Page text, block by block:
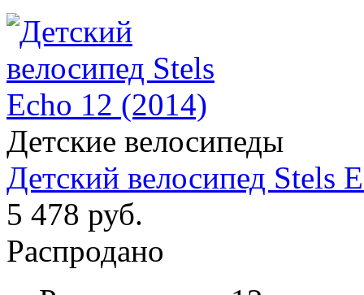
Детские велосипеды
Детский велосипед Stels
5 478 руб.
Распродано